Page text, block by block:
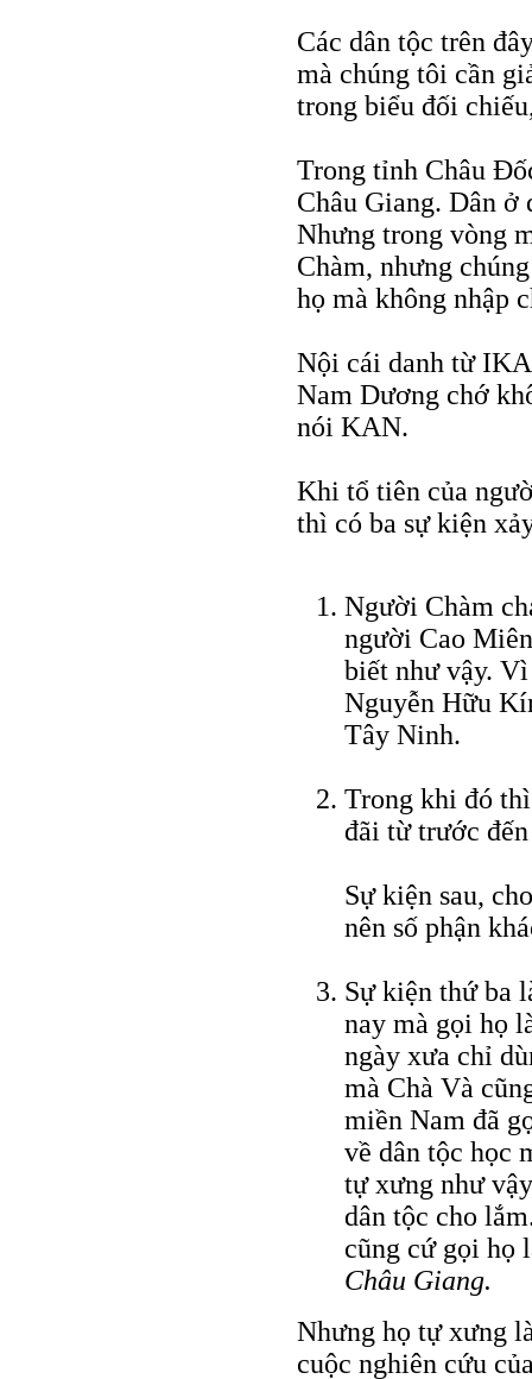
Các dân tộc trên
mà chúng tôi cần
trong biểu đối
Trong tỉnh Châu
Châu Giang. Dân
Nhưng trong vòng
Chàm, nhưng
họ mà không nhập
Nội cái danh từ
Nam Dương chớ
nói KAN.
Khi tổ tiên của
thì có ba sự kiện
Người Chàm
người Cao
biết như vậy.
Nguyễn Hữu
Tây Ninh.
Trong khi đó
đãi từ trước
Sự kiện sau,
nên số phận
Sự kiện thứ ba
nay mà gọi họ
ngày xưa chỉ
mà Chà Và
miền Nam đã
về dân tộc học
tự xưng như
dân tộc cho
cũng cứ gọi họ
Châu Giang.
Nhưng họ tự xưng
cuộc nghiên cứu